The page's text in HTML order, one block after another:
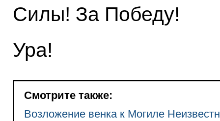
Силы! За Победу!
Ура!
Смотрите также:
Возложение венка к Могиле